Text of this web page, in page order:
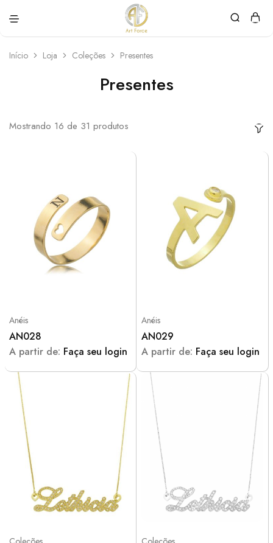
Force
personalizadas
Início Loja Coleções Presentes
Presentes
Mostrando 16 de 31 produtos
Anéis
AN028
A partir de: Faça seu login
Anéis
AN029
A partir de: Faça seu login